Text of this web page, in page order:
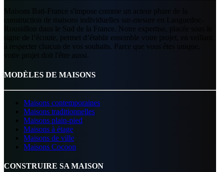
Maisons Bati-France s'impose comme un acteur phare de la
construction de maisons individuelles sur-mesure en Languedoc-
Roussillon dans le Sud de la France. Notre expertise, placée sous le
signe de l’écoute, permet d’établir ensemble votre projet, en veillant
à respecter chacun de vos souhaits. Parce que vous êtes unique,
votre projet doit l'être aussi.
MODÈLES DE MAISONS
Maisons contemporaines
Maisons traditionnelles
Maisons plain-pied
Maisons à étage
Maisons de ville
Maisons Cocoon
CONSTRUIRE SA MAISON